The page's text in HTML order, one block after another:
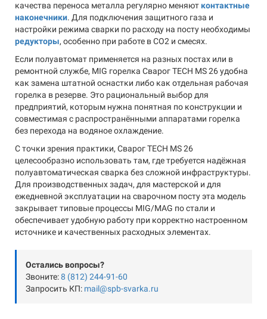
качества переноса металла регулярно меняют контактные
наконечники. Для подключения защитного газа и
настройки режима сварки по расходу на посту необходимы
редукторы, особенно при работе в CO2 и смесях.
Если полуавтомат применяется на разных постах или в
ремонтной службе, MIG горелка Сварог TECH MS 26 удобна
как замена штатной оснастки либо как отдельная рабочая
горелка в резерве. Это рациональный выбор для
предприятий, которым нужна понятная по конструкции и
совместимая с распространёнными аппаратами горелка
без перехода на водяное охлаждение.
С точки зрения практики, Сварог TECH MS 26
целесообразно использовать там, где требуется надёжная
полуавтоматическая сварка без сложной инфраструктуры.
Для производственных задач, для мастерской и для
ежедневной эксплуатации на сварочном посту эта модель
закрывает типовые процессы MIG/MAG по стали и
обеспечивает удобную работу при корректно настроенном
источнике и качественных расходных элементах.
Остались вопросы?
Звоните:8 (812) 244-91-60
Запросить КП: mail@spb-svarka.ru